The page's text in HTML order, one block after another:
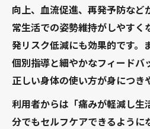
向上、血流促進、再発予防など
常生活での姿勢維持がしやすく
発リスク低減にも効果的です。
個別指導と細やかなフィードバ
正しい身体の使い方が身につき
利用者からは「痛みが軽減し生
分でもセルフケアできるように